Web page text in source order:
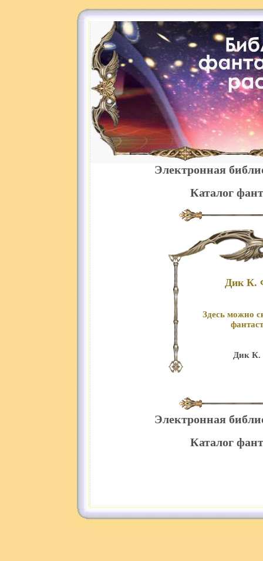
Электронная
Каталог
Дик К.
Здесь можно
Дик К.
Электронная
Каталог